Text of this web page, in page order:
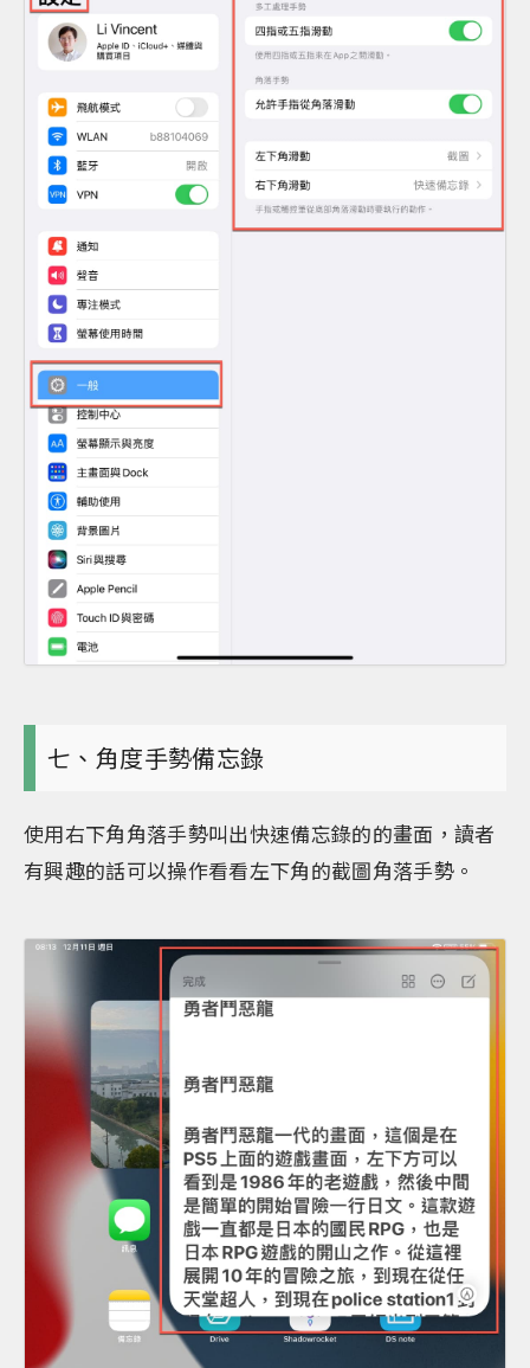
七、角度手勢備忘錄
使用右下角角落手勢叫出快速備忘錄的的畫面，讀者
有興趣的話可以操作看看左下角的截圖角落手勢。